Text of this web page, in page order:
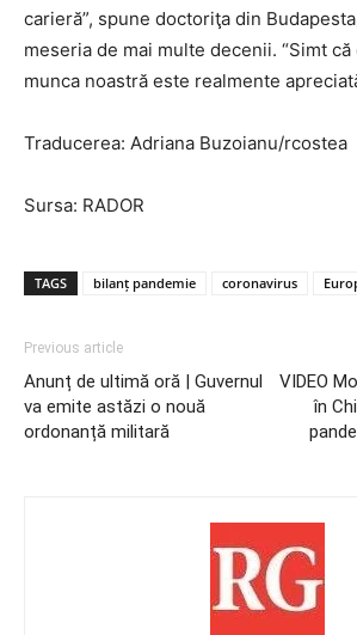
carieră”, spune doctoriţa din
meseria de mai multe decenii. “Simt că
munca noastră este realmente
Traducerea: Adriana Buzoianu/rcostea
Sursa: RADOR
TAGS bilanț pandemie coronavirus
Previous article
Anunț de ultimă oră | Guvernul
va emite astăzi o nouă
ordonanță militară
VIDEO
în